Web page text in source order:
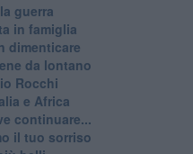
guerra
in famiglia
dimenticare
da lontano
Rocchi
e Africa
continuare...
il tuo sorriso